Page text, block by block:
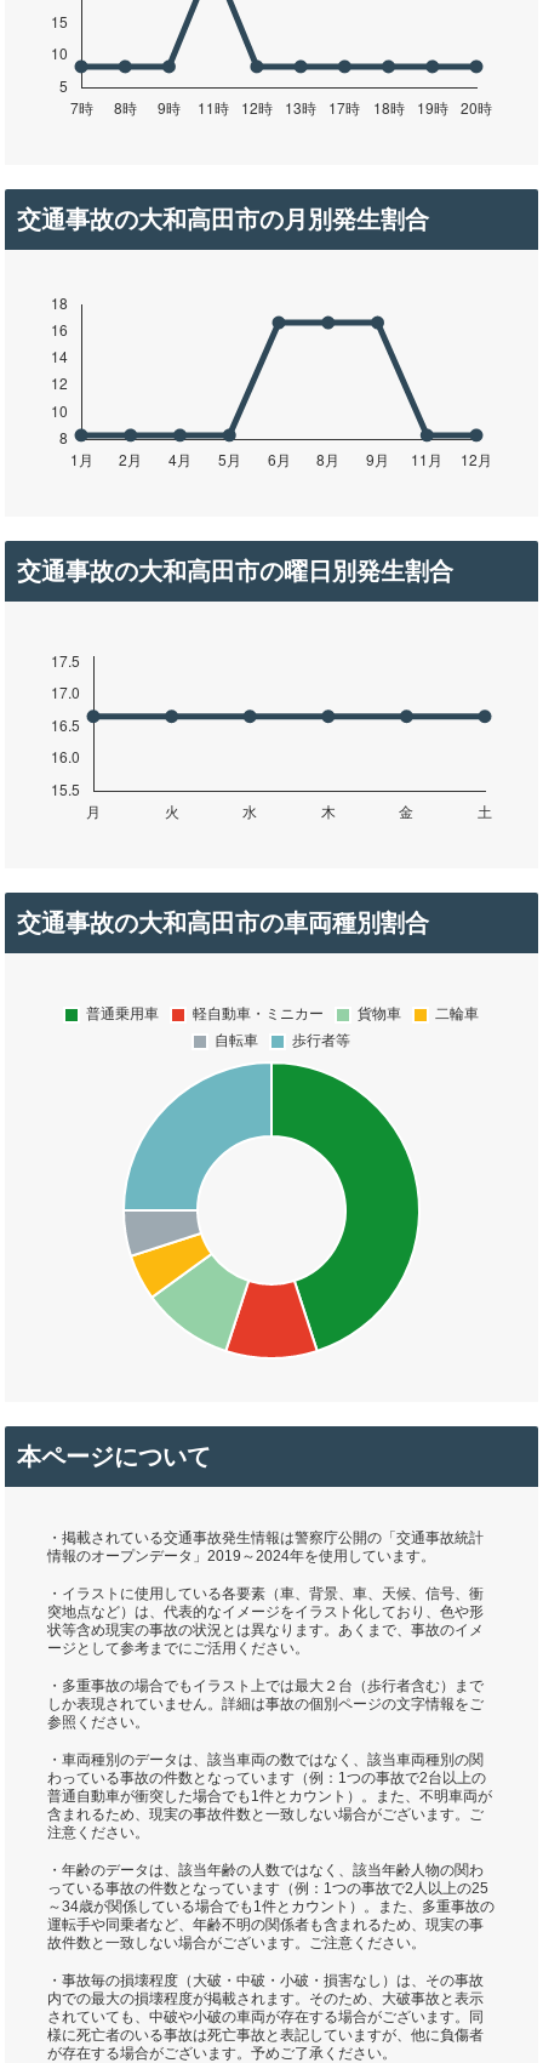
交通事故の大和高田市の月別発生割合
交通事故の大和高田市の曜日別発生割合
交通事故の大和高田市の車両種別割合
本ページについて
・掲載されている交通事故発生情報は警察庁公開の「交通事故統計
情報のオープンデータ」2019～2024年を使用しています。
・イラストに使用している各要素（車、背景、車、天候、信号、衝
突地点など）は、代表的なイメージをイラスト化しており、色や形
状等含め現実の事故の状況とは異なります。あくまで、事故のイメ
ージとして参考までにご活用ください。
・多重事故の場合でもイラスト上では最大２台（歩行者含む）まで
しか表現されていません。詳細は事故の個別ページの文字情報をご
参照ください。
・車両種別のデータは、該当車両の数ではなく、該当車両種別の関
わっている事故の件数となっています（例：1つの事故で2台以上の
普通自動車が衝突した場合でも1件とカウント）。また、不明車両が
含まれるため、現実の事故件数と一致しない場合がございます。ご
注意ください。
・年齢のデータは、該当年齢の人数ではなく、該当年齢人物の関わ
っている事故の件数となっています（例：1つの事故で2人以上の25
～34歳が関係している場合でも1件とカウント）。また、多重事故の
運転手や同乗者など、年齢不明の関係者も含まれるため、現実の事
故件数と一致しない場合がございます。ご注意ください。
・事故毎の損壊程度（大破・中破・小破・損害なし）は、その事故
内での最大の損壊程度が掲載されます。そのため、大破事故と表示
されていても、中破や小破の車両が存在する場合がございます。同
様に死亡者のいる事故は死亡事故と表記していますが、他に負傷者
が存在する場合がございます。予めご了承ください。